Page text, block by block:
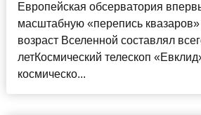
Европейская обсерватория
масштабную «перепись квазаров»
возраст Вселенной составлял
летКосмический телескоп
космическо...